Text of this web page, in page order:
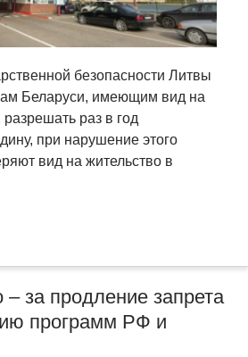
безопасности Литвы
Беларуси, имеющим вид на
раз в год
при нарушение этого
вид на жительство в
– за продление запрета
программ РФ и